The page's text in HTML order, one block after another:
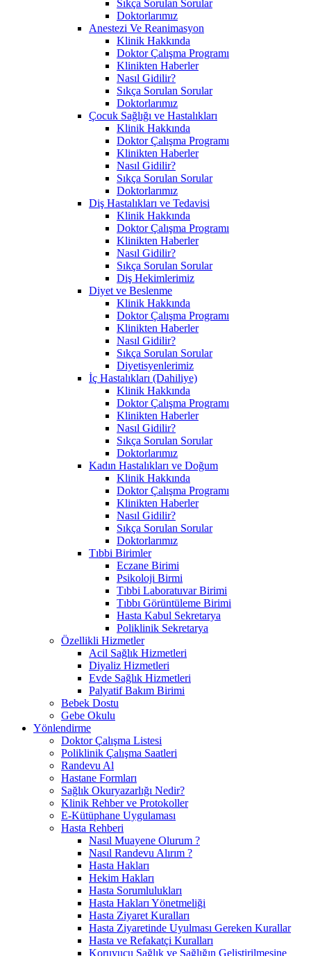
Sıkça Sorulan Sorular
Doktorlarımız
Anestezi Ve Reanimasyon
Klinik Hakkında
Doktor Çalışma Programı
Klinikten Haberler
Nasıl Gidilir?
Sıkça Sorulan Sorular
Doktorlarımız
Çocuk Sağlığı ve Hastalıkları
Klinik Hakkında
Doktor Çalışma Programı
Klinikten Haberler
Nasıl Gidilir?
Sıkça Sorulan Sorular
Doktorlarımız
Diş Hastalıkları ve Tedavisi
Klinik Hakkında
Doktor Çalışma Programı
Klinikten Haberler
Nasıl Gidilir?
Sıkça Sorulan Sorular
Diş Hekimlerimiz
Diyet ve Beslenme
Klinik Hakkında
Doktor Çalışma Programı
Klinikten Haberler
Nasıl Gidilir?
Sıkça Sorulan Sorular
Diyetisyenlerimiz
İç Hastalıkları (Dahiliye)
Klinik Hakkında
Doktor Çalışma Programı
Klinikten Haberler
Nasıl Gidilir?
Sıkça Sorulan Sorular
Doktorlarımız
Kadın Hastalıkları ve Doğum
Klinik Hakkında
Doktor Çalışma Programı
Klinikten Haberler
Nasıl Gidilir?
Sıkça Sorulan Sorular
Doktorlarımız
Tıbbi Birimler
Eczane Birimi
Psikoloji Birmi
Tıbbi Laboratuvar Birimi
Tıbbı Görüntüleme Birimi
Hasta Kabul Sekretarya
Poliklinik Sekretarya
Özellikli Hizmetler
Acil Sağlık Hizmetleri
Diyaliz Hizmetleri
Evde Sağlık Hizmetleri
Palyatif Bakım Birimi
Bebek Dostu
Gebe Okulu
Yönlendirme
Doktor Çalışma Listesi
Poliklinik Çalışma Saatleri
Randevu Al
Hastane Formları
Sağlık Okuryazarlığı Nedir?
Klinik Rehber ve Protokoller
E-Kütüphane Uygulaması
Hasta Rehberi
Nasıl Muayene Olurum ?
Nasıl Randevu Alırım ?
Hasta Hakları
Hekim Hakları
Hasta Sorumlulukları
Hasta Hakları Yönetmeliği
Hasta Ziyaret Kuralları
Hasta Ziyaretinde Uyulması Gereken Kurallar
Hasta ve Refakatçi Kuralları
Koruyucu Sağlık ve Sağlığın Geliştirilmesine